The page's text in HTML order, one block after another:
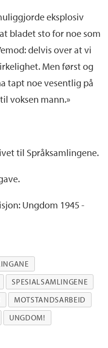
eksplosiv
bladet sto for noe som
delvis over at vi
Men først og
tapt noe vesentlig på
voksen mann.»
til Språksamlingene.
Ungdom 1945 -
SPESIALSAMLINGENE
MOTSTANDSARBEID
UNGDOM!